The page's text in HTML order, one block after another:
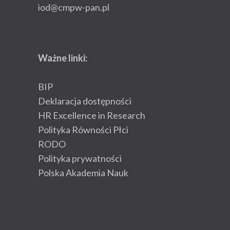
iod@cmpw-pan.pl
Ważne linki:
BIP
Deklaracja dostępności
HR Excellence in Research
Polityka Równości Płci
RODO
Polityka prywatności
Polska Akademia Nauk